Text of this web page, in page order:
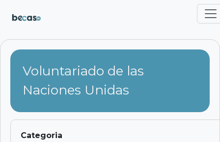
Pasar al contenido principal
Voluntariado de las
Naciones Unidas
Categoria